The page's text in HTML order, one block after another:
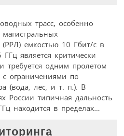
трасс, особенно
емкостью 10 Гбит/с в
является критически
требуется одним пролетом
с ограничениями по
(вода, лес, и т. п.). В
России типичная дальность
находится в пределах...